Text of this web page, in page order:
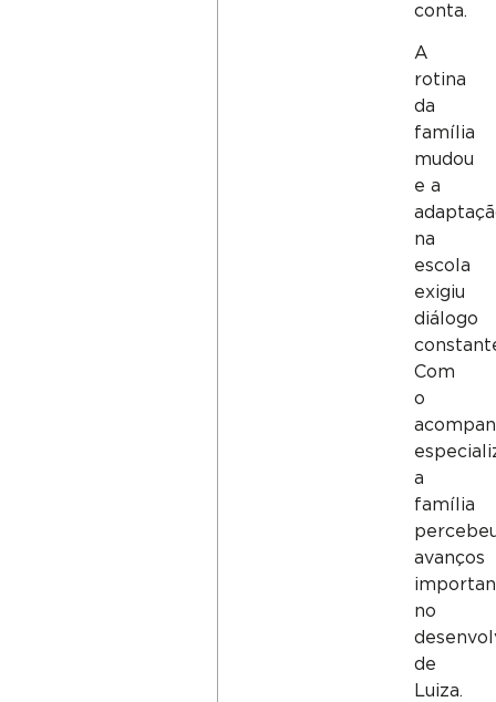
conta.
A
rotina
da
família
mudou
e a
na
escola
exigiu
diálogo
Com
o
a
família
avanços
no
de
Luiza.